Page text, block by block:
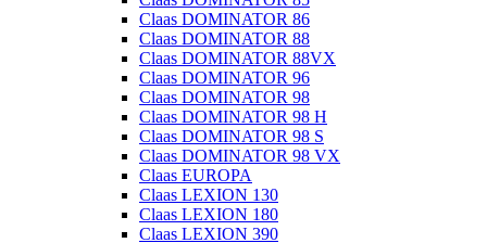
Claas DOMINATOR 86
Claas DOMINATOR 88
Claas DOMINATOR 88VX
Claas DOMINATOR 96
Claas DOMINATOR 98
Claas DOMINATOR 98 H
Claas DOMINATOR 98 S
Claas DOMINATOR 98 VX
Claas EUROPA
Claas LEXION 130
Claas LEXION 180
Claas LEXION 390